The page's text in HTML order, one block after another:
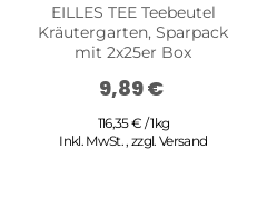
EILLES TEE Teebeutel
Kräutergarten, Sparpack
mit 2x25er Box
9,89 €
116,35 € / 1kg
Inkl. MwSt. ,zzgl.Versand